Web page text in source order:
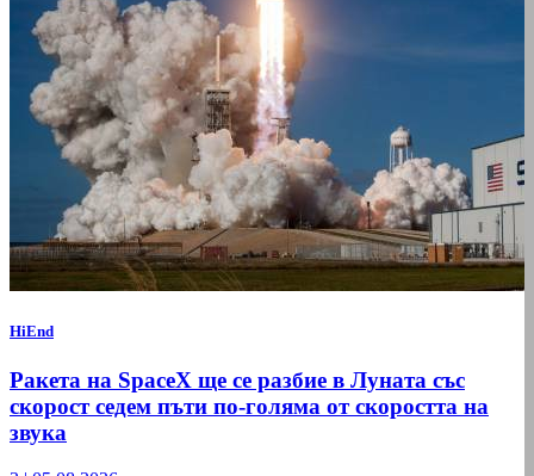
HiEnd
Ракета на SpaceX ще се разбие в Луната със
скорост седем пъти по-голяма от скоростта на
звука